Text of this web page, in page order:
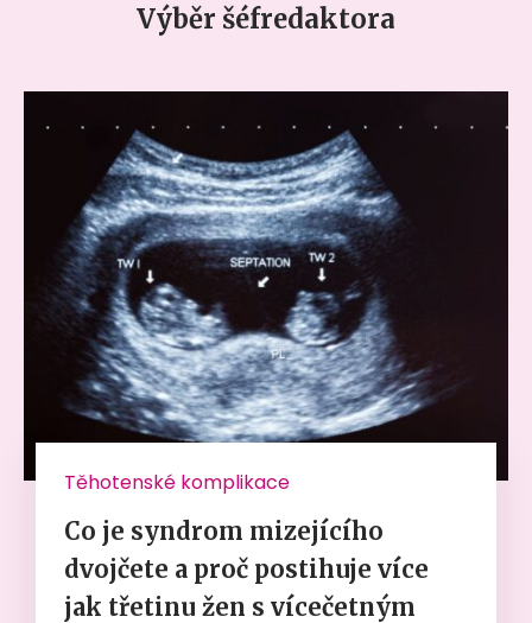
Výběr šéfredaktora
Těhotenské komplikace
Co je syndrom mizejícího
dvojčete a proč postihuje více
jak třetinu žen s vícečetným